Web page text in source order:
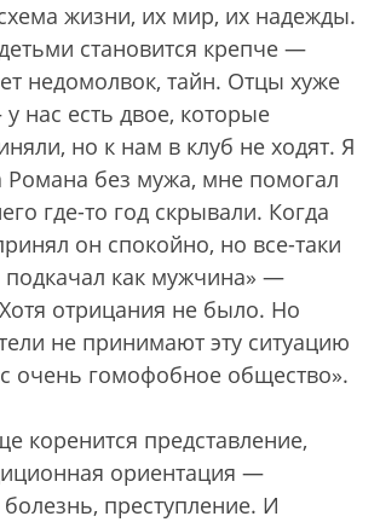
жизни, их мир, их надежды.
становится крепче —
недомолвок, тайн. Отцы хуже
нас есть двое, которые
но к нам в клуб не ходят. Я
Романа без мужа, мне помогал
где-то год скрывали. Когда
он спокойно, но все-таки
подкачал как мужчина» —
отрицания не было. Но
не принимают эту ситуацию
очень гомофобное общество».
коренится представление,
ориентация —
преступление. И